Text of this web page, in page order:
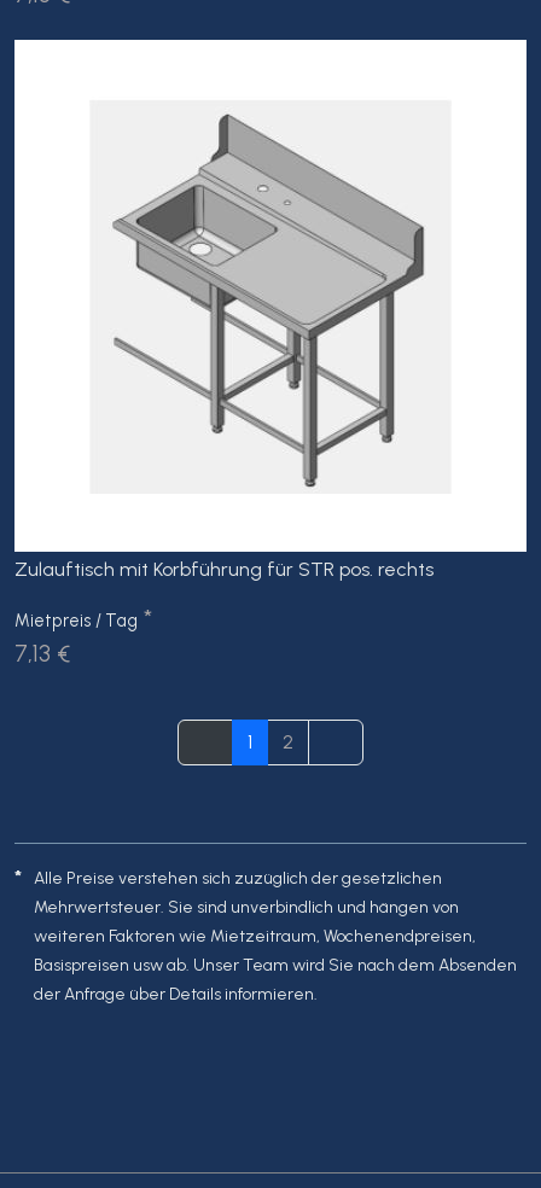
Zulauftisch mit Korbführung für STR pos. rechts
Mietpreis / Tag *
7,13 €
1 2
* Alle Preise verstehen sich zuzüglich der gesetzlichen
Mehrwertsteuer. Sie sind unverbindlich und hängen von
weiteren Faktoren wie Mietzeitraum, Wochenendpreisen,
Basispreisen usw ab. Unser Team wird Sie nach dem Absenden
der Anfrage über Details informieren.